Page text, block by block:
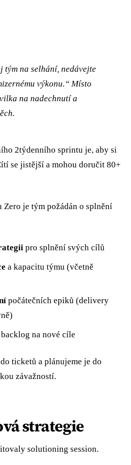
tým na selhání, nedávejte
výkonu.“ Místo
na nadechnutí a
2týdenního sprintu je, aby si
se jistější a mohou doručit 80+
Zero je tým požádán o splnění
pro splnění svých cílů
a kapacitu týmu (včetně
počátečních epiků (delivery
na nové cíle
ticketů a plánujeme je do
závažností.
strategie
solutioning session.